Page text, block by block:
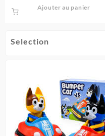
Selection
Ajouter au panier